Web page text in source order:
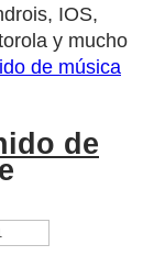
IOS,
y mucho
de música
de